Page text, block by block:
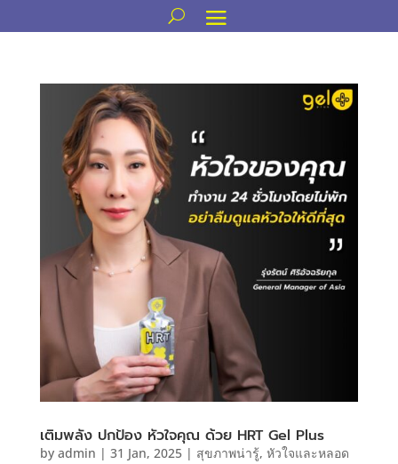
เติมพลัง ปกป้อง หัวใจคุณ ด้วย HRT Gel Plus
by admin | 31 Jan, 2025| สุขภาพน่ารู้, หัวใจและหลอด